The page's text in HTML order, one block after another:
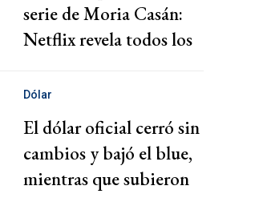
serie de Moria Casán:
Netflix revela todos los
Dólar
El dólar oficial cerró sin
cambios y bajó el blue,
mientras que subieron